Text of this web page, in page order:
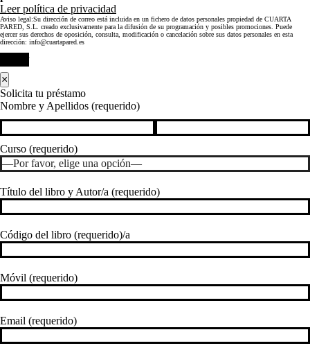
Leer política de privacidad
Aviso legal:Su dirección de correo está incluida en un fichero de datos personales propiedad de CUARTA
PARED, S.L. creado exclusivamente para la difusión de su programación y posibles promociones. Puede
ejercer sus derechos de oposición, consulta, modificación o cancelación sobre sus datos personales en esta
dirección: info@cuartapared.es
×
Solicita tu préstamo
Nombre y Apellidos (requerido)
Curso (requerido)
Título del libro y Autor/a (requerido)
Código del libro (requerido)/a
Móvil (requerido)
Email (requerido)